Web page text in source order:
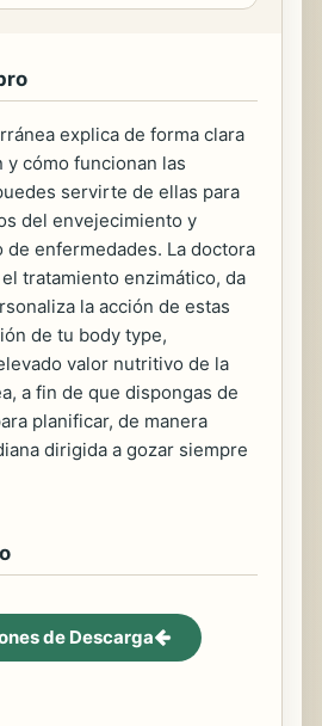
explica de forma clara
y cómo funcionan las
servirte de ellas para
del envejecimiento y
enfermedades. La doctora
tratamiento enzimático, da
la acción de estas
de tu body type,
valor nutritivo de la
a fin de que dispongas de
planificar, de manera
dirigida a gozar siempre
de Descarga